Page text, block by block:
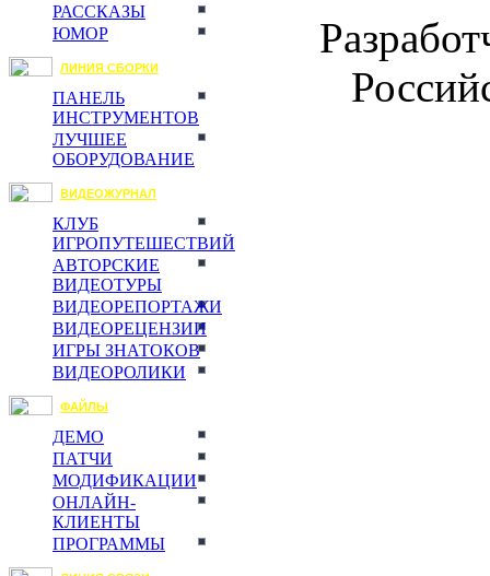
РАССКАЗЫ
ЮМОР
ЛИНИЯ СБОРКИ
ПАНЕЛЬ
ИНСТРУМЕНТОВ
ЛУЧШЕЕ
ОБОРУДОВАНИЕ
ВИДЕОЖУРНАЛ
КЛУБ
ИГРОПУТЕШЕСТВИЙ
АВТОРСКИЕ
ВИДЕОТУРЫ
ВИДЕОРЕПОРТАЖИ
ВИДЕОРЕЦЕНЗИИ
ИГРЫ ЗНАТОКОВ
ВИДЕОРОЛИКИ
ФАЙЛЫ
ДЕМО
ПАТЧИ
МОДИФИКАЦИИ
ОНЛАЙН-
КЛИЕНТЫ
ПРОГРАММЫ